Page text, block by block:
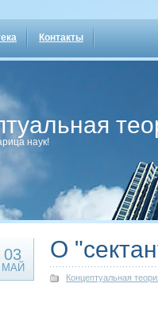
Контакты
наук!
03
МАЙ
О
Концептуальная